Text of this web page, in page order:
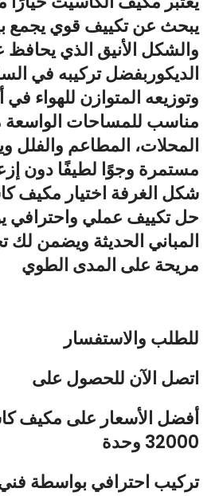
يبحث عن تكييف قوي يجمع
والشكل الأنيق الذي
الديكوربفضل تركيبه في
وتوزيعه المتوازن للهواء
مناسب للمساحات الواسعة
المحلات، المطاعم والفلل
مستمرة وجوًا لطيفًا دون
شكل الغرفة اختيار مكيف
حل تكييف عملي واحترافي
المباني الحديثة ويضمن لك
مريحة على المدى الطوي
للطلب والاستفسار
اتصل الآن للحصول على
أفضل الأسعار على مكيف
32000 وحدة
تركيب احترافيبواسطة